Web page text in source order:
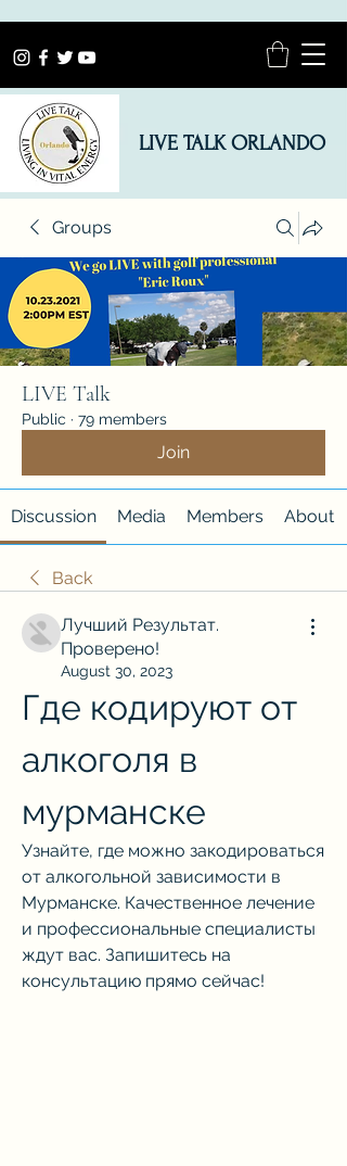
LIVE TALK ORLANDO
Groups
LIVE Talk
Public · 79 members
Join
Discussion Media Members About
Back
Лучший Результат.
Проверено!
August 30, 2023
Где кодируют от
алкоголя в
мурманске
Узнайте, где можно закодироваться
от алкогольной зависимости в
Мурманске. Качественное лечение
и профессиональные специалисты
ждут вас. Запишитесь на
консультацию прямо сейчас!